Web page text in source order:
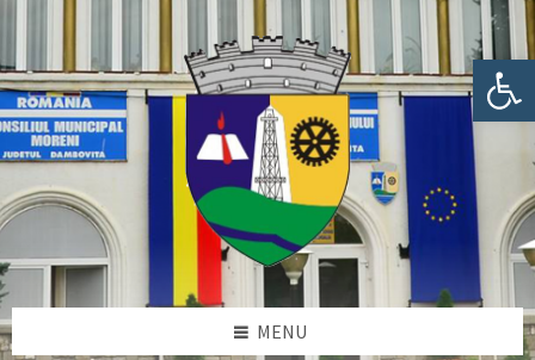
Deschide bara de unelte
sidebar
sidebar
MENU